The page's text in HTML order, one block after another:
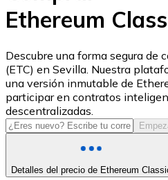
USD Coin
USDC
Ethereum
Descubre una forma segura de
(ETC) en Sevilla. Nuestra
una versión inmutable de
participar en contratos
descentralizadas.
Detalles del precio de Ethereum